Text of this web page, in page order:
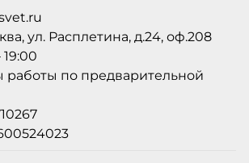
ул. Расплетина, д.24, оф.208
работы по предварительной